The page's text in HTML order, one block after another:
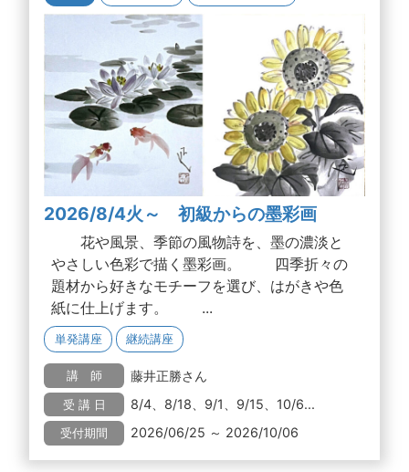
2026/8/4火～ 初級からの墨彩画
花や風景、季節の風物詩を、墨の濃淡と
やさしい色彩で描く墨彩画。 四季折々の
題材から好きなモチーフを選び、はがきや色
紙に仕上げます。 ...
単発講座 継続講座
講 師 藤井正勝さん
受 講 日 8/4、8/18、9/1、9/15、10/6...
受付期間 2026/06/25 ～ 2026/10/06